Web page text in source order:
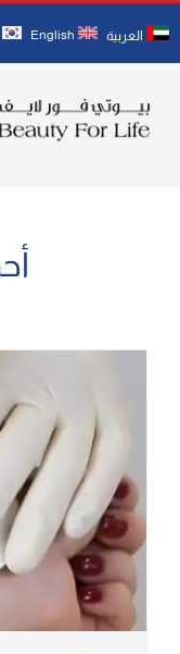
to
العربية English